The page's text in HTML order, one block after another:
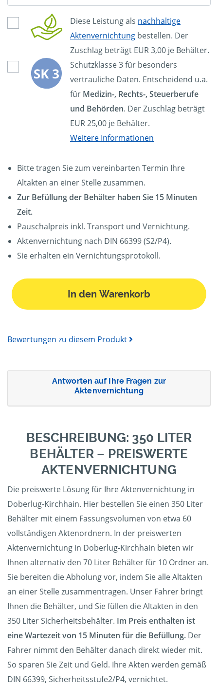
Diese Leistung als nachhaltige
Aktenvernichtung bestellen. Der
Zuschlag beträgt EUR 3,00 je Behälter.
Schutzklasse 3 für besonders
vertrauliche Daten. Entscheidend u.a.
für Medizin-, Rechts-, Steuerberufe
und Behörden. Der Zuschlag beträgt
EUR 25,00 je Behälter.
Weitere Informationen
Bitte tragen Sie zum vereinbarten Termin Ihre
Altakten an einer Stelle zusammen.
Zur Befüllung der Behälter haben Sie 15 Minuten
Zeit.
Pauschalpreis inkl. Transport und Vernichtung.
Aktenvernichtung nach DIN 66399 (S2/P4).
Sie erhalten ein Vernichtungsprotokoll.
In den Warenkorb
Bewertungen zu diesem Produkt
Antworten auf Ihre Fragen zur
Aktenvernichtung
BESCHREIBUNG: 350 LITER
BEHÄLTER – PREISWERTE
AKTENVERNICHTUNG
Die preiswerte Lösung für Ihre Aktenvernichtung in
Doberlug-Kirchhain. Hier bestellen Sie einen 350 Liter
Behälter mit einem Fassungsvolumen von etwa 60
vollständigen Aktenordnern. In der preiswerten
Aktenvernichtung in Doberlug-Kirchhain bieten wir
Ihnen alternativ den 70 Liter Behälter für 10 Ordner an.
Sie bereiten die Abholung vor, indem Sie alle Altakten
an einer Stelle zusammentragen. Unser Fahrer bringt
Ihnen die Behälter, und Sie füllen die Altakten in den
350 Liter Sicherheitsbehälter. Im Preis enthalten ist
eine Wartezeit von 15 Minuten für die Befüllung. Der
Fahrer nimmt den Behälter danach direkt wieder mit.
So sparen Sie Zeit und Geld. Ihre Akten werden gemäß
DIN 66399, Sicherheitsstufe2/P4, vernichtet.